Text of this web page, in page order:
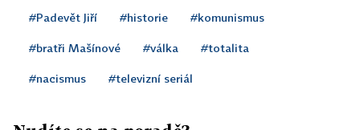
#Padevět Jiří #historie #komunismus
#bratři Mašínové #válka #totalita
#nacismus #televizní seriál